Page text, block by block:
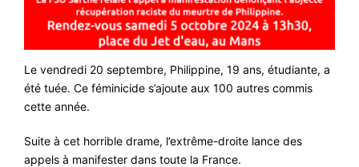
Le vendredi 20 septembre, Philippine, 19 ans, étudiante, a
été tuée. Ce féminicide s’ajoute aux 100 autres commis
cette année.
Suite à cet horrible drame, l’extrême-droite lance des
appels à manifester dans toute la France.